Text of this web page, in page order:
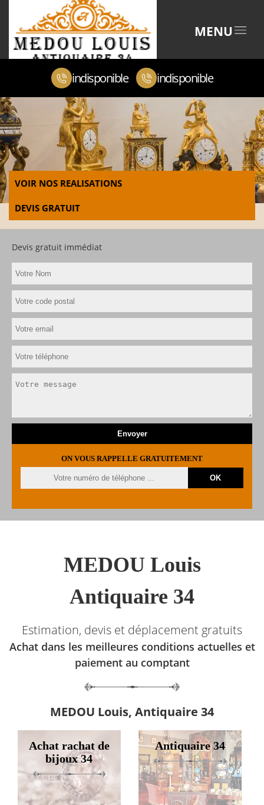
MENU
indisponible indisponible
VOIR NOS REALISATIONS
DEVIS GRATUIT
Devis gratuit immédiat
ON VOUS RAPPELLE GRATUITEMENT
MEDOU Louis
Antiquaire 34
Estimation, devis et déplacement gratuits
Achat dans les meilleures conditions actuelles et
paiement au comptant
MEDOU Louis, Antiquaire 34
Achat rachat de
bijoux 34
Antiquaire 34